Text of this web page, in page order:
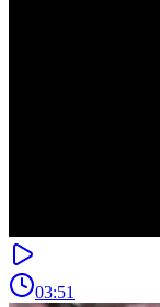
03:51